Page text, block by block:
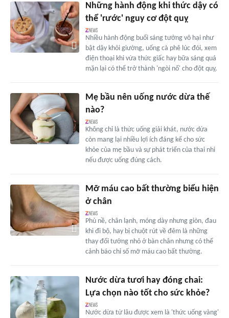
Những hành động khi thức dậy có
thể 'rước' nguy cơ đột quỵ
Nhiều hành động buổi sáng tưởng vô hại như
bật dậy khỏi giường, uống cà phê lúc đói, xem
điện thoại khi vừa thức giấc hay bữa sáng quá
mặn lại có thể trở thành 'ngòi nổ' cho đột quỵ.
Mẹ bầu nên uống nước dừa thế
nào?
Không chỉ là thức uống giải khát, nước dừa
còn mang lại nhiều lợi ích đáng kể cho sức
khỏe của mẹ bầu và sự phát triển của thai nhi
nếu được uống đúng cách.
Mỡ máu cao bất thường biểu hiện
ở chân
Phù nề, chân lạnh, móng dày nhưng giòn, đau
khi đi bộ, hay bị chuột rút về đêm là những
thay đổi tưởng nhỏ ở bàn chân nhưng có thể
cảnh báo chỉ số mỡ máu cao bất thường.
Nước dừa tươi hay đóng chai:
Lựa chọn nào tốt cho sức khỏe?
Nước dừa từ lâu được xem là 'thức uống vàng'